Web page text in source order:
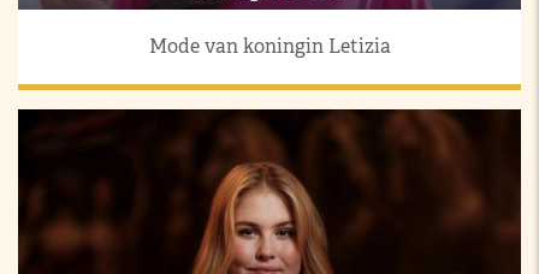
Mode van koningin Letizia